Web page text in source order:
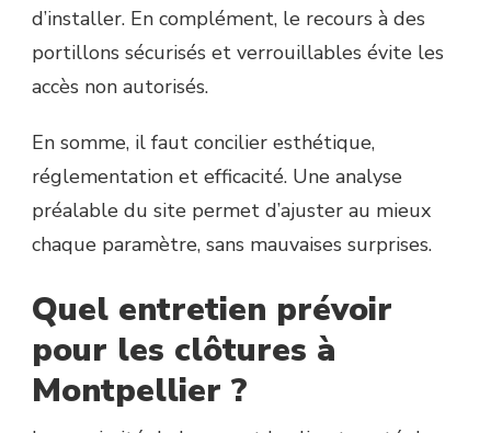
d’installer. En complément, le recours à des
portillons sécurisés et verrouillables évite les
accès non autorisés.
En somme, il faut concilier esthétique,
réglementation et efficacité. Une analyse
préalable du site permet d’ajuster au mieux
chaque paramètre, sans mauvaises surprises.
Quel entretien prévoir
pour les clôtures à
Montpellier ?